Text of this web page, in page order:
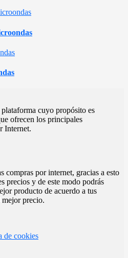
cuyo propósito es
ofrecen los principales
Internet.
compras por internet, gracias a esto
precios y de este modo podrás
producto de acuerdo a tus
mejor precio.
de cookies